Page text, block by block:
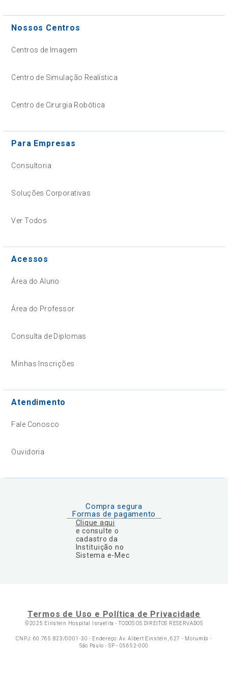
Nossos Centros
Centros de Imagem
Centro de Simulação Realística
Centro de Cirurgia Robótica
Para Empresas
Consultoria
Soluções Corporativas
Ver Todos
Acessos
Área do Aluno
Área do Professor
Consulta de Diplomas
Minhas Inscrições
Atendimento
Fale Conosco
Ouvidoria
Compra segura
Formas de pagamento
Clique aqui
e consulte o
cadastro da
Instituição no
Sistema e-Mec
Termos de Uso e Política de Privacidade
©2025 Einstein Hospital Israelita -TODOS OS DIREITOS RESERVADOS
CNPJ: 60.765.823/0001-30 - Endereço: Av. Albert Einstein, 627 - Morumbi -
São Paulo - SP - 05652-000